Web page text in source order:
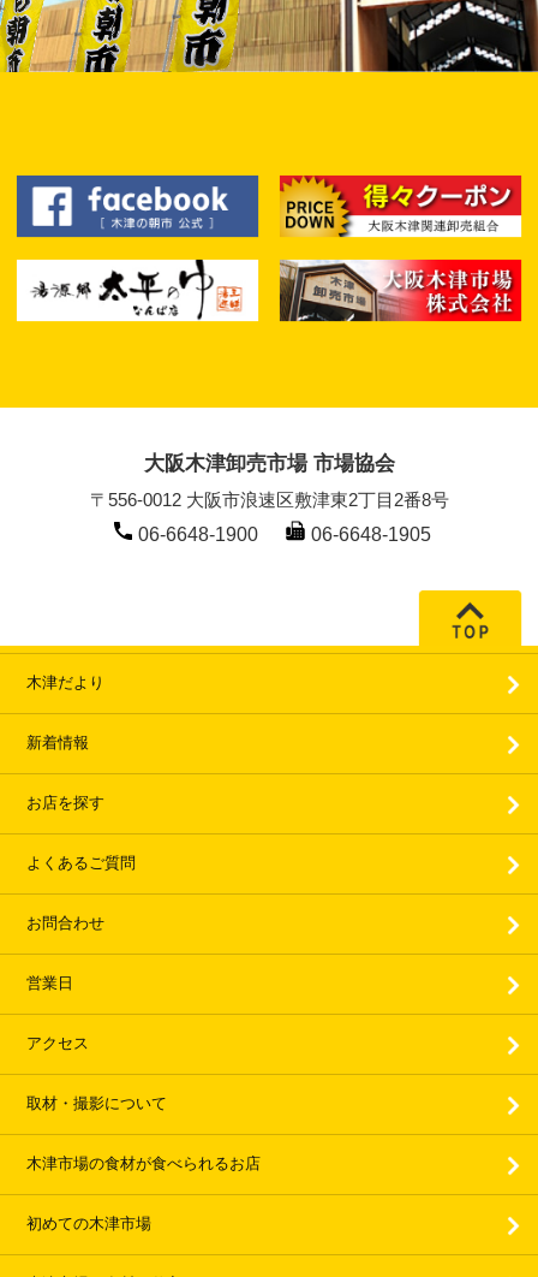
大阪木津卸売市場 市場協会
〒556-0012 大阪市浪速区敷津東2丁目2番8号
06-6648-1900
06-6648-1905
木津だより
新着情報
お店を探す
よくあるご質問
お問合わせ
営業日
アクセス
取材・撮影について
木津市場の食材が食べられるお店
初めての木津市場